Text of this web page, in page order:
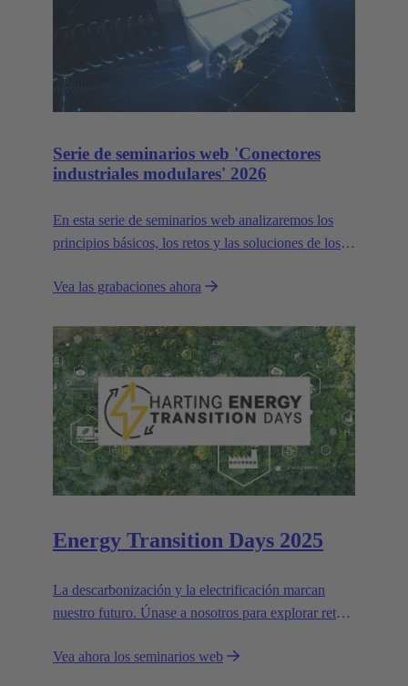
Serie de seminarios web 'Conectores
industriales modulares' 2026
En esta serie de seminarios web analizaremos los
principios básicos, los retos y las soluciones de los
Vea las grabaciones ahora
Energy Transition Days 2025
La descarbonización y la electrificación marcan
nuestro futuro. Únase a nosotros para explorar retos
Vea ahora los seminarios web